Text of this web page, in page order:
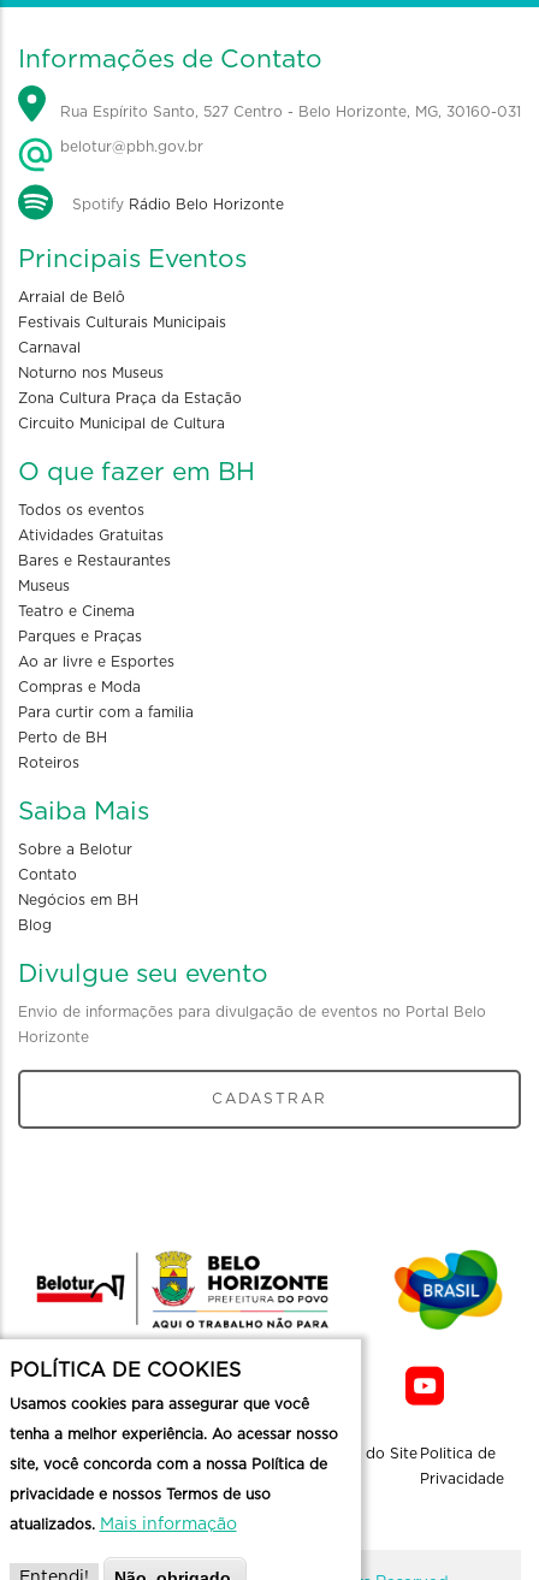
Informações de Contato
Rua Espírito Santo, 527 Centro - Belo Horizonte, MG, 30160-031
belotur@pbh.gov.br
Spotify Rádio Belo Horizonte
Principais Eventos
Arraial de Belô
Festivais Culturais Municipais
Carnaval
Noturno nos Museus
Zona Cultura Praça da Estação
Circuito Municipal de Cultura
O que fazer em BH
Todos os eventos
Atividades Gratuitas
Bares e Restaurantes
Museus
Teatro e Cinema
Parques e Praças
Ao ar livre e Esportes
Compras e Moda
Para curtir com a familia
Perto de BH
Roteiros
Saiba Mais
Sobre a Belotur
Contato
Negócios em BH
Blog
Divulgue seu evento
Envio de informações para divulgação de eventos no Portal Belo
Horizonte
CADASTRAR
Mapa do Site Politica de
Privacidade
POLÍTICA DE COOKIES
Usamos cookies para assegurar que você
tenha a melhor experiência. Ao acessar nosso
site, você concorda com a nossa Política de
privacidade e nossos Termos de uso
atualizados. Mais informação